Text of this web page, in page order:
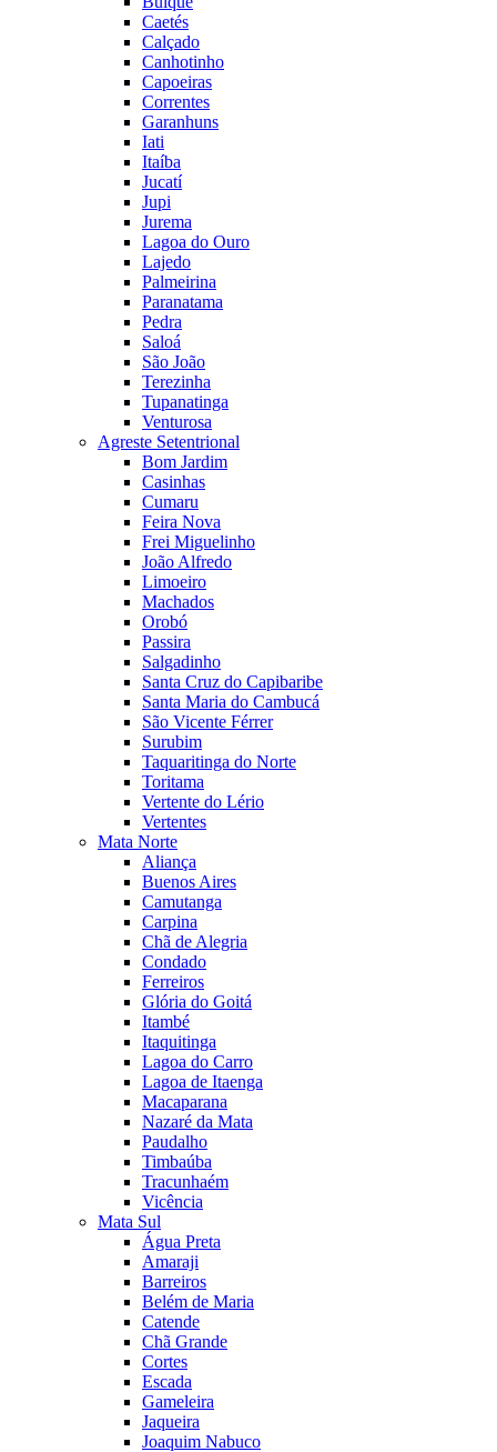
Caetés
Calçado
Canhotinho
Capoeiras
Correntes
Garanhuns
Iati
Itaíba
Jucatí
Jupi
Jurema
Lagoa do Ouro
Lajedo
Palmeirina
Paranatama
Pedra
Saloá
São João
Terezinha
Tupanatinga
Venturosa
Agreste Setentrional
Bom Jardim
Casinhas
Cumaru
Feira Nova
Frei Miguelinho
João Alfredo
Limoeiro
Machados
Orobó
Passira
Salgadinho
Santa Cruz do Capibaribe
Santa Maria do Cambucá
São Vicente Férrer
Surubim
Taquaritinga do Norte
Toritama
Vertente do Lério
Vertentes
Mata Norte
Aliança
Buenos Aires
Camutanga
Carpina
Chã de Alegria
Condado
Ferreiros
Glória do Goitá
Itambé
Itaquitinga
Lagoa do Carro
Lagoa de Itaenga
Macaparana
Nazaré da Mata
Paudalho
Timbaúba
Tracunhaém
Vicência
Mata Sul
Água Preta
Amaraji
Barreiros
Belém de Maria
Catende
Chã Grande
Cortes
Escada
Gameleira
Jaqueira
Joaquim Nabuco